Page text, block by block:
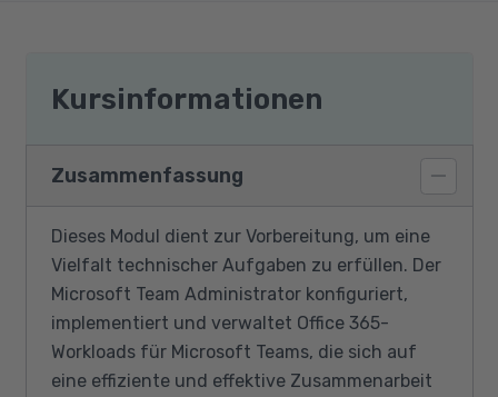
Kursinformationen
Zusammenfassung
Dieses Modul dient zur Vorbereitung, um eine
Vielfalt technischer Aufgaben zu erfüllen. Der
Microsoft Team Administrator konfiguriert,
implementiert und verwaltet Office 365-
Workloads für Microsoft Teams, die sich auf
eine effiziente und effektive Zusammenarbeit